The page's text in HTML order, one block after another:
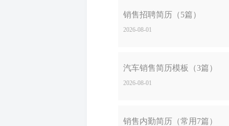
销售招聘简历（5篇）
2026-08-01
汽车销售简历模板（3篇）
2026-08-01
销售内勤简历（常用7篇）